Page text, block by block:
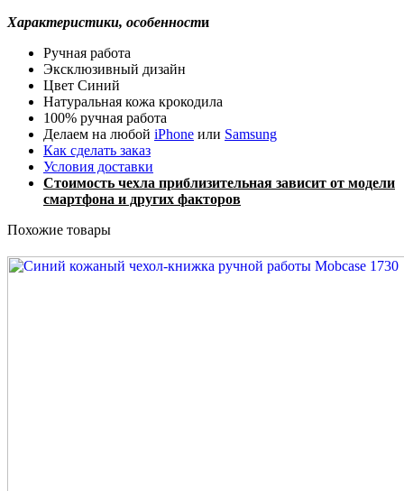
Характеристики, особенности
Ручная работа
Эксклюзивный дизайн
Цвет Синий
Натуральная кожа крокодила
100% ручная работа
Делаем на любой iPhone или Samsung
Как сделать заказ
Условия доставки
Стоимость чехла приблизительная зависит от модели
смартфона и других факторов
Похожие товары